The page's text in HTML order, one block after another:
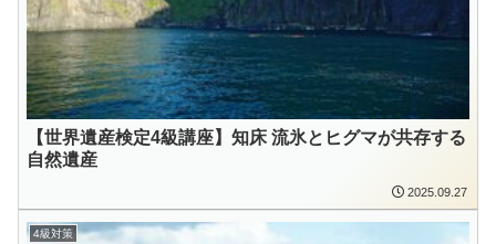
【世界遺産検定4級講座】知床 流氷とヒグマが共存する
自然遺産
2025.09.27
4級対策